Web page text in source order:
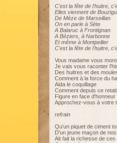
C'est la fête de l'huitre,
Elles viennent de
De Mèze de Marseillan
On en parle à Sète
A Balaruc à Frontignan
A Béziers, à Narbonne
Et même à Montpellier
C'est la fête de l'huitre,
Vous madame vous
Je vais vous raconter
Des huitres et des
Comment à la force du
Aida le coquillage
Comment depuis ce
Figure en face
Approchez-vous à votre
refrain
Qu'un piquet de ciment
D'un jeune maçon de
Ait fait la richesse de